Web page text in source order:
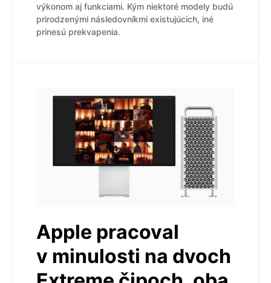
výkonom aj funkciami. Kým niektoré modely budú
prirodzenými následovníkmi existujúcich, iné
prinesú prekvapenia.
Apple pracoval
v minulosti na dvoch